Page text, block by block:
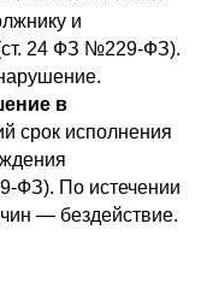
и
24 ФЗ №229-ФЗ).
в
срок исполнения
ФЗ). По истечении
— бездействие.